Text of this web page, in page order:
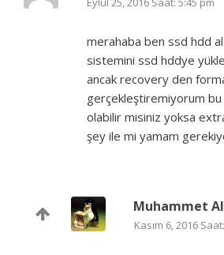
merahaba ben ssd hdd
sistemini ssd hddye
ancak recovery den
gerçekleştiremiyorum bu
olabilir misiniz yoksa
şey ile mi yamam
Muhammet
Kasım 6, 2016